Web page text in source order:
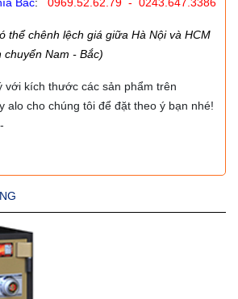
Bắc: 0969.52.62.79 - 0243.647.3386
thể chênh lệch giá giữa Hà Nội và HCM
Nam - Bắc)
với kích thước các sản phẩm trên
alo cho chúng tôi để đặt theo ý bạn nhé!